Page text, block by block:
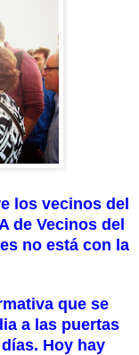
los vecinos del
de Vecinos del
no está con la
que se
a las puertas
Hoy hay